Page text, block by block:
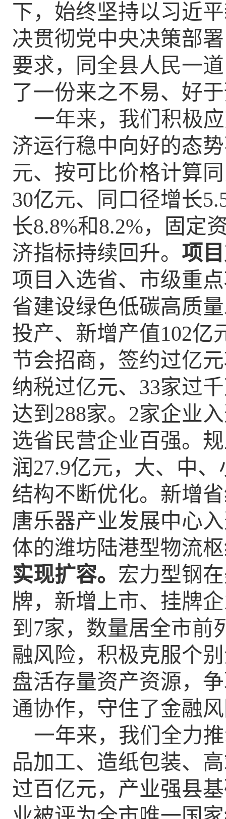
下，始终坚持以习近
决贯彻党中央决策部
要求，同全县人民一
了一份来之不易、好
一年来，我们积极
济运行稳中向好的态
元、按可比价格计算
30亿元、同口径增长5.
长8.8%和8.2%， 固 定
济指标持续回升。 项
项目入选省、市级重
省建设绿色低碳高质
投产、新增产值102亿
节会招商，签约过亿
纳税过亿元、 33家过
达到 288家。 2家企业
选省民营企业百强。
润27.9亿元， 大、中、
结构不断优化。新增
唐乐器产业发展中心
体的潍坊陆港型物流
实现扩容。 宏力型钢
牌，新增上市、挂牌
到 7家，数量居全市前
融风险，积极克服个
盘活存量资产资源，
通协作，守住了金融
一年来，我们全力
品加工、造纸包装、
过百亿元， 产业强县